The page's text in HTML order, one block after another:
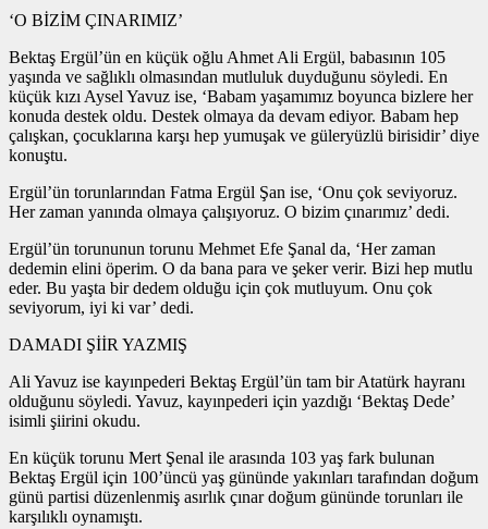
‘O BİZİM ÇINARIMIZ’
Bektaş Ergül’ün en küçük oğlu Ahmet Ali Ergül, babasının 105
yaşında ve sağlıklı olmasından mutluluk duyduğunu söyledi. En
küçük kızı Aysel Yavuz ise, ‘Babam yaşamımız boyunca bizlere her
konuda destek oldu. Destek olmaya da devam ediyor. Babam hep
çalışkan, çocuklarına karşı hep yumuşak ve güleryüzlü birisidir’ diye
konuştu.
Ergül’ün torunlarından Fatma Ergül Şan ise, ‘Onu çok seviyoruz.
Her zaman yanında olmaya çalışıyoruz. O bizim çınarımız’ dedi.
Ergül’ün torununun torunu Mehmet Efe Şanal da, ‘Her zaman
dedemin elini öperim. O da bana para ve şeker verir. Bizi hep mutlu
eder. Bu yaşta bir dedem olduğu için çok mutluyum. Onu çok
seviyorum, iyi ki var’ dedi.
DAMADI ŞİİR YAZMIŞ
Ali Yavuz ise kayınpederi Bektaş Ergül’ün tam bir Atatürk hayranı
olduğunu söyledi. Yavuz, kayınpederi için yazdığı ‘Bektaş Dede’
isimli şiirini okudu.
En küçük torunu Mert Şenal ile arasında 103 yaş fark bulunan
Bektaş Ergül için 100’üncü yaş gününde yakınları tarafından doğum
günü partisi düzenlenmiş asırlık çınar doğum gününde torunları ile
karşılıklı oynamıştı.